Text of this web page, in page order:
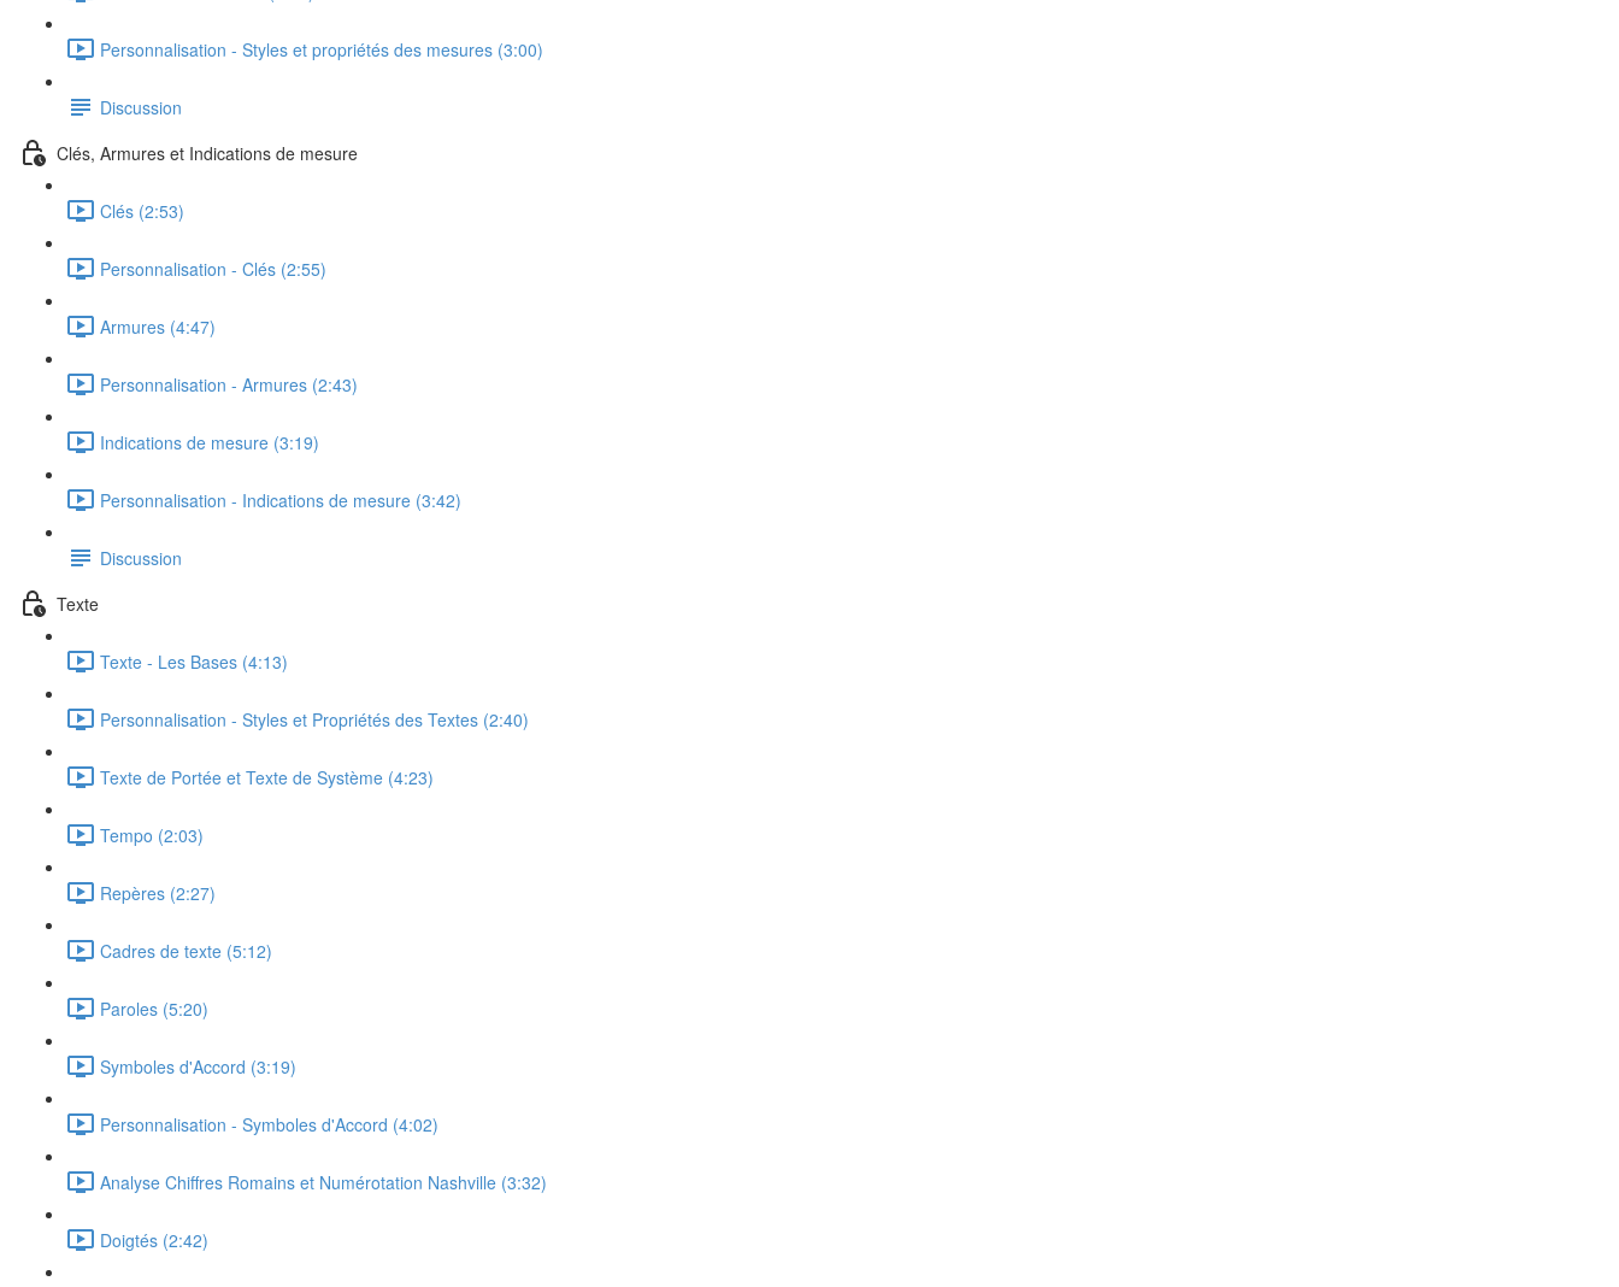
Personnalisation - Styles et propriétés des mesures (3:00)
Discussion
Clés, Armures et Indications de mesure
Clés (2:53)
Personnalisation - Clés (2:55)
Armures (4:47)
Personnalisation - Armures (2:43)
Indications de mesure (3:19)
Personnalisation - Indications de mesure (3:42)
Discussion
Texte
Texte - Les Bases (4:13)
Personnalisation - Styles et Propriétés des Textes (2:40)
Texte de Portée et Texte de Système (4:23)
Tempo (2:03)
Repères (2:27)
Cadres de texte (5:12)
Paroles (5:20)
Symboles d'Accord (3:19)
Personnalisation - Symboles d'Accord (4:02)
Analyse Chiffres Romains et Numérotation Nashville (3:32)
Doigtés (2:42)